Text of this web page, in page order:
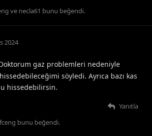
ve necla61 bunu beğendi.
2024
gaz problemleri nedeniyle
söyledi. Ayrıca bazı kas
hissedebilirsin.
Yanıtla
bunu beğendi.